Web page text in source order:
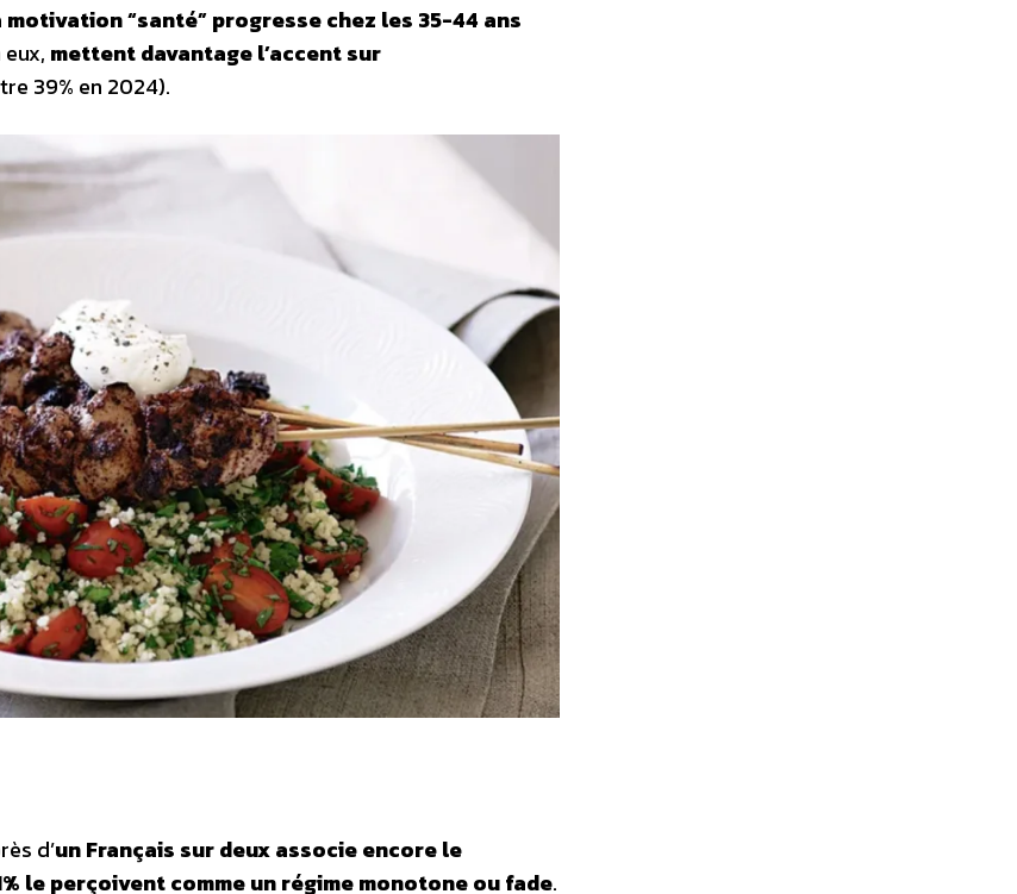
motivation “santé” progresse chez les 35-44 ans
mettent davantage l’accent sur
39% en 2024).
d’un Français sur deux associe encore le
le perçoivent comme un régime monotone ou fade.